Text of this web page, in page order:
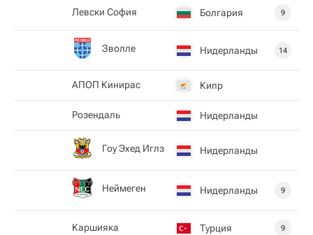
Левски София Болгария 9
Зволле Нидерланды 14
АПОП Кинирас Кипр
Розендаль Нидерланды
Гоу Эхед Иглз Нидерланды
Неймеген Нидерланды 9
Каршияка Турция 9